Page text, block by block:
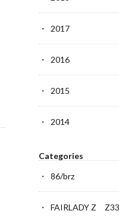
2017
2016
2015
2014
Categories
86/brz
FAIRLADY Z Z33